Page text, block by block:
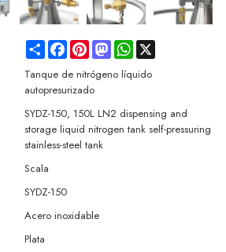
ShareFacebookPinterestMastodonWhatsApp
Tanque de nitrógeno líquido
autopresurizado
SYDZ-150, 150L LN2 dispensing and
storage liquid nitrogen tank self-pressuring
stainless-steel tank
Scala
SYDZ-150
Acero inoxidable
Plata